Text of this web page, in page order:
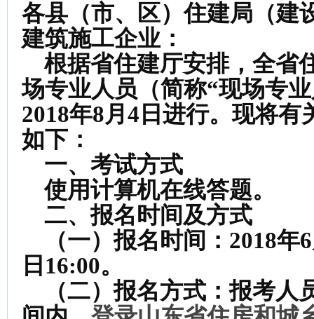
各县（市、区）住建局（建
建筑施工企业：
根据省住建厅安排，全省
场专业人员（简称“现场专
2018年8月4日进行。现将有
如下：
一、考试方式
使用计算机在线答题。
二、报名时间及方式
（一）报名时间：2018年
日16:00。
（二）报名方式：报考人